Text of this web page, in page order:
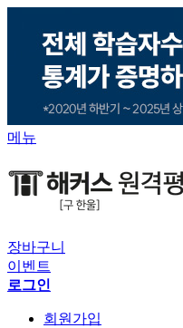
메뉴
장바구니
이벤트
로그인
회원가입